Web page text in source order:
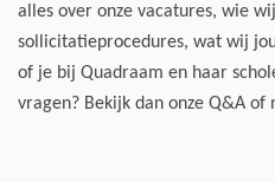
alles over onze vacatures, wie
sollicitatieprocedures, wat wij
of je bij Quadraam en haar
vragen? Bekijk dan onze Q&A of